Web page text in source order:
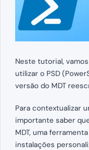
Neste tutorial,
utilizar o PSD
versão do MDT
Para contextualizar
importante saber
MDT, uma
instalações